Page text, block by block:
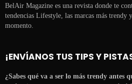
BelAir Magazine es una revista donde te
tendencias Lifestyle, las marcas más trendy
momento.
¡ENVÍANOS TUS TIPS Y
¿Sabes qué va a ser lo más trendy antes